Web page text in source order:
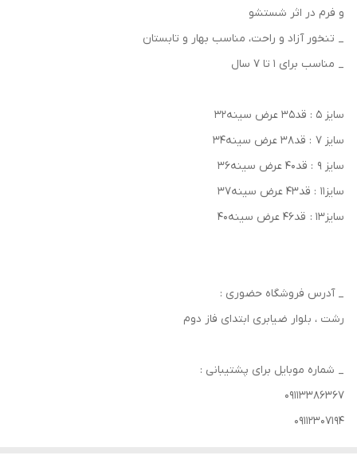
و فرم در اثر شستشو
_ تنخور آزاد و راحت، مناسب‌ بهار و تابستان
_ مناسب برای ۱ تا ۷ سال
سایز‌ ۵ : قد۳۵ عرض سینه۳۲
سایز ۷ : قد۳۸ عرض سینه۳۴
سایز ۹ : قد۴۰ عرض سینه۳۶
سایز۱۱ : قد۴۳ عرض سینه۳۷
سایز۱۳ : قد۴۶ عرض سینه۴۰
_ آدرس فروشگاه حضوری :
رشت ، بلوار ضیابری ابتدای فاز دوم
_ شماره موبایل برای پشتیبانی :
۰۹۱۱۳۳۸۶۳۶۷
۰۹۱۱۲۳۰۷۱۹۴